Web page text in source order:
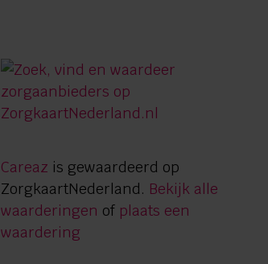
Careaz is gewaardeerd op
ZorgkaartNederland. Bekijk alle
waarderingen of plaats een
waardering